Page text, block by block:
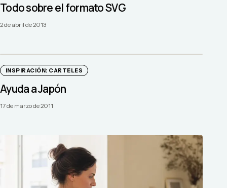
Todo sobre el formato SVG
2 de abril de 2013
INSPIRACIÓN: CARTELES
Ayuda a Japón
17 de marzo de 2011